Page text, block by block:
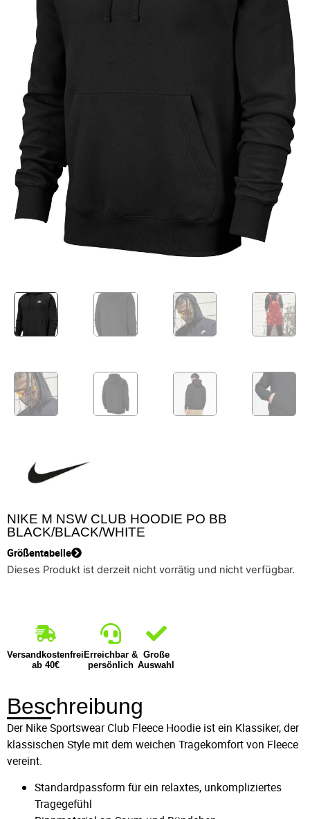
NIKE M NSW CLUB HOODIE PO BB
BLACK/BLACK/WHITE
Größentabelle
Dieses Produkt ist derzeit nicht vorrätig und nicht verfügbar.
Versandkostenfrei
ab 40€
Erreichbar &
persönlich
Große
Auswahl
Beschreibung
Der Nike Sportswear Club Fleece Hoodie ist ein Klassiker, der
klassischen Style mit dem weichen Tragekomfort von Fleece
vereint.
Standardpassform für ein relaxtes, unkompliziertes
Tragegefühl